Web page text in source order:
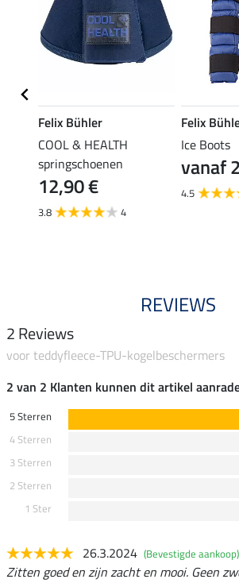
Felix Bühler
COOL & HEALTH
springschoenen
12,90 €
3.8 4
Felix
Ice Boots
vanaf
4.5
REVIEWS
2 Reviews
voor teddyfleece-TPU-kogelbeschermers
2 van 2 Klanten kunnen dit artikel
5 Sterren
4 Sterren
3 Sterren
2 Sterren
1 Ster
26.3.2024 (Bevestigde aankoop)
Zitten goed en zijn zacht en mooi. Geen